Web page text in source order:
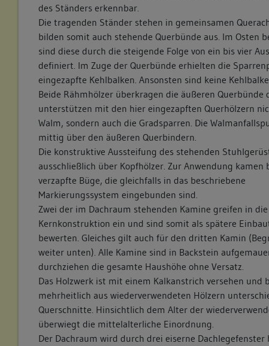
des Ständers erkennbar.
Die tragenden Ständer stehen in gemeinsamen
bilden somit auch stehende Querbünde aus. Im Osten
sind diese durch die steigende Folge von ein bis vier
definiert. Im Zuge der Querbünde erhielten die
eingezapfte Kehlbalken. Ansonsten sind keine
Beide Rähmhölzer überkragen die äußeren Querbünde
unterstützen mit den hier eingezapften Querhölzern
Walm, sondern auch die Gradsparren. Die
mittig über den äußeren Querbindern.
Die konstruktive Aussteifung des stehenden
ausschließlich über Kopfhölzer. Zur Anwendung kamen
verzapfte Büge, die gleichfalls in das beschriebene
Markierungssystem eingebunden sind.
Zwei der im Dachraum stehenden Kamine greifen in die
Kernkonstruktion ein und sind somit als spätere
bewerten. Gleiches gilt auch für den dritten Kamin
weiter unten). Alle Kamine sind in Backstein
durchziehen die gesamte Haushöhe ohne Versatz.
Das Holzwerk ist mit einem Kalkanstrich versehen und
mehrheitlich aus wiederverwendeten Hölzern
Querschnitte. Hinsichtlich dem Alter der
überwiegt die mittelalterliche Einordnung.
Der Dachraum wird durch drei eiserne Dachlegefenster